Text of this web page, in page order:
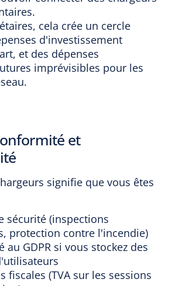
cela crée un cercle
d'investissement
et des dépenses
imprévisibles pour les
et
signifie que vous êtes
sécurité (inspections
protection contre l'incendie)
au GDPR si vous stockez des
fiscales (TVA sur les sessions